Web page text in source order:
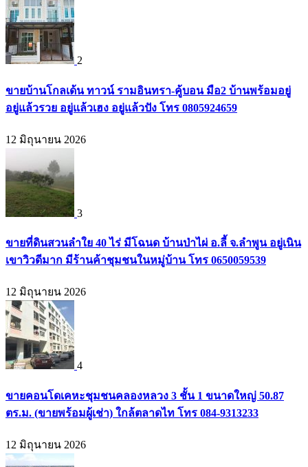
2
ขายบ้านโกลเด้น ทาวน์ รามอินทรา-คู้บอน มือ2 บ้านพร้อมอยู่
อยู่แล้วรวย อยู่แล้วเฮง อยู่แล้วปัง โทร 0805924659
12 มิถุนายน 2026
3
ขายที่ดินสวนลำใย 40 ไร่ มีโฉนด บ้านป่าไผ่ อ.ลี้ จ.ลำพูน อยู่เนิน
เขาวิวดีมาก มีร้านค้าชุมชนในหมู่บ้าน โทร 0650059539
12 มิถุนายน 2026
4
ขายคอนโดเคหะชุมชนคลองหลวง 3 ชั้น 1 ขนาดใหญ่ 50.87
ตร.ม. (ขายพร้อมผู้เช่า) ใกล้ตลาดไท โทร 084-9313233
12 มิถุนายน 2026